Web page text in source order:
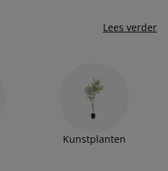
Lees verder
Kunstplanten